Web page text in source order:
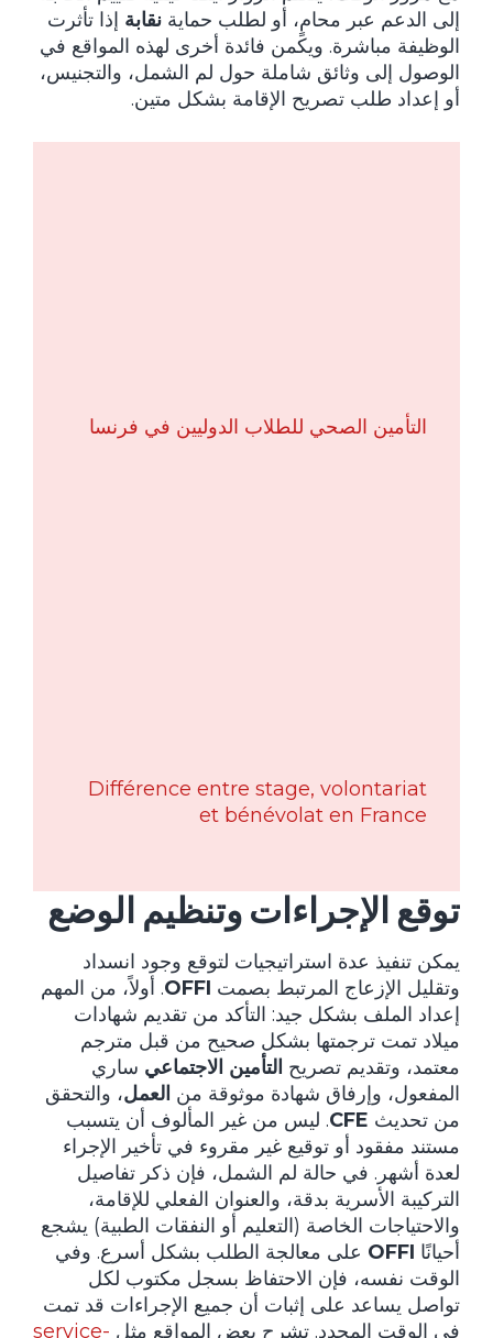
إلى الدعم عبر محامٍ، أو لطلب حماية نقابة إذا تأثرت
الوظيفة مباشرة. ويكمن فائدة أخرى لهذه المواقع في
الوصول إلى وثائق شاملة حول لم الشمل، والتجنيس،
أو إعداد طلب تصريح الإقامة بشكل متين.
التأمين الصحي للطلاب الدوليين في فرنسا
Différence entre stage, volontariat
et bénévolat en France
توقع الإجراءات وتنظيم الوضع
يمكن تنفيذ عدة استراتيجيات لتوقع وجود انسداد
وتقليل الإزعاج المرتبط بصمت OFFI. أولاً، من المهم
إعداد الملف بشكل جيد: التأكد من تقديم شهادات
ميلاد تمت ترجمتها بشكل صحيح من قبل مترجم
معتمد، وتقديم تصريح التأمين الاجتماعي ساري
المفعول، وإرفاق شهادة موثوقة من العمل، والتحقق
من تحديث CFE. ليس من غير المألوف أن يتسبب
مستند مفقود أو توقيع غير مقروء في تأخير الإجراء
لعدة أشهر. في حالة لم الشمل، فإن ذكر تفاصيل
التركيبة الأسرية بدقة، والعنوان الفعلي للإقامة،
والاحتياجات الخاصة (التعليم أو النفقات الطبية) يشجع
أحيانًا OFFI على معالجة الطلب بشكل أسرع. وفي
الوقت نفسه، فإن الاحتفاظ بسجل مكتوب لكل
تواصل يساعد على إثبات أن جميع الإجراءات قد تمت
في الوقت المحدد. تشرح بعض المواقع مثل service-